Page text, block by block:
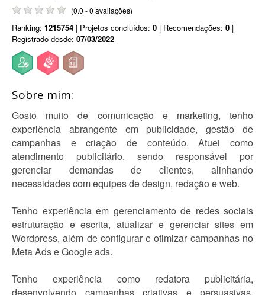
(0.0 - 0 avaliações)
Ranking: 1215754 | Projetos concluídos: 0 | Recomendações: 0 |
Registrado desde: 07/03/2022
Sobre mim:
Gosto muito de comunicação e marketing, tenho
experiência abrangente em publicidade, gestão de
campanhas e criação de conteúdo. Atuei como
atendimento publicitário, sendo responsável por
gerenciar demandas de clientes, alinhando
necessidades com equipes de design, redação e web.
Tenho experiência em gerenciamento de redes sociais
estruturação e escrita, atualizar e gerenciar sites em
Wordpress, além de configurar e otimizar campanhas no
Meta Ads e Google ads.
Tenho experiência como redatora publicitária,